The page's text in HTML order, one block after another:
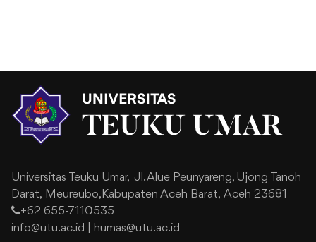
Universitas Teuku Umar, Jl. Alue Peunyareng, Ujong Tanoh
Darat, Meureubo,Kabupaten Aceh Barat, Aceh 23681
+62 655-7110535
info@utu.ac.id
humas@utu.ac.id